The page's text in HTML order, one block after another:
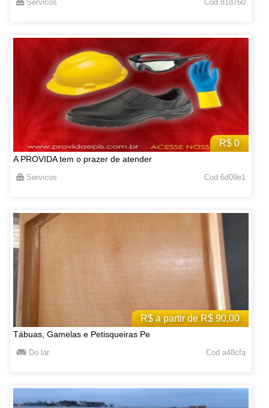
Servicos Cod 81d760
R$ 0
A PROVIDA tem o prazer de atender
Servicos Cod 6d09e1
R$ a partir de R$ 90,00
Tábuas, Gamelas e Petisqueiras Pe
Do lar Cod a48cfa